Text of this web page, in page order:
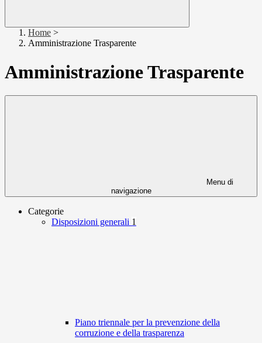
Home >
Amministrazione Trasparente
Amministrazione Trasparente
Menu di
navigazione
Categorie
Disposizioni generali 1
Piano triennale per la prevenzione della
corruzione e della trasparenza